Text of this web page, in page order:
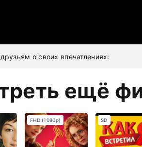
о своих впечатлениях:
ещё
FHD (1080p) SD